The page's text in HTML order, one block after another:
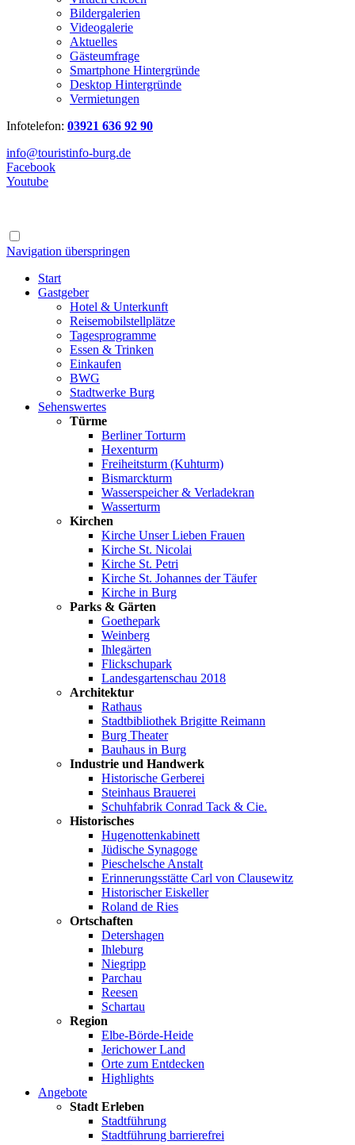
Bildergalerien
Videogalerie
Aktuelles
Gästeumfrage
Smartphone Hintergründe
Desktop Hintergründe
Vermietungen
Infotelefon: 03921 636 92 90
info@touristinfo-burg.de
Facebook
Youtube
Navigation überspringen
Start
Gastgeber
Hotel & Unterkunft
Reisemobilstellplätze
Tagesprogramme
Essen & Trinken
Einkaufen
BWG
Stadtwerke Burg
Sehenswertes
Türme
Berliner Torturm
Hexenturm
Freiheitsturm (Kuhturm)
Bismarckturm
Wasserspeicher & Verladekran
Wasserturm
Kirchen
Kirche Unser Lieben Frauen
Kirche St. Nicolai
Kirche St. Petri
Kirche St. Johannes der Täufer
Kirche in Burg
Parks & Gärten
Goethepark
Weinberg
Ihlegärten
Flickschupark
Landesgartenschau 2018
Architektur
Rathaus
Stadtbibliothek Brigitte Reimann
Burg Theater
Bauhaus in Burg
Industrie und Handwerk
Historische Gerberei
Steinhaus Brauerei
Schuhfabrik Conrad Tack & Cie.
Historisches
Hugenottenkabinett
Jüdische Synagoge
Pieschelsche Anstalt
Erinnerungsstätte Carl von Clausewitz
Historischer Eiskeller
Roland de Ries
Ortschaften
Detershagen
Ihleburg
Niegripp
Parchau
Reesen
Schartau
Region
Elbe-Börde-Heide
Jerichower Land
Orte zum Entdecken
Highlights
Angebote
Stadt Erleben
Stadtführung
Stadtführung barrierefrei